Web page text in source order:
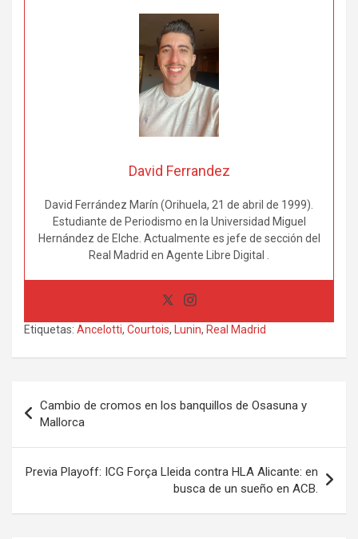
David Ferrandez
David Ferrández Marín (Orihuela, 21 de abril de 1999).
Estudiante de Periodismo en la Universidad Miguel
Hernández de Elche. Actualmente es jefe de sección del
Real Madrid en Agente Libre Digital .
Etiquetas: Ancelotti, Courtois, Lunin, Real Madrid
de
entradas
Cambio de cromos en los banquillos de Osasuna y
Mallorca
Previa Playoff: ICG Força Lleida contra HLA Alicante: en
busca de un sueño en ACB.